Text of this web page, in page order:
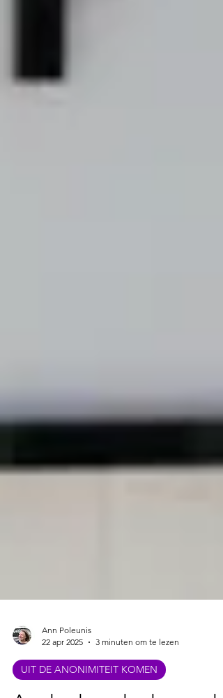
Ann Poleunis
22 apr 2025
3 minuten om te lezen